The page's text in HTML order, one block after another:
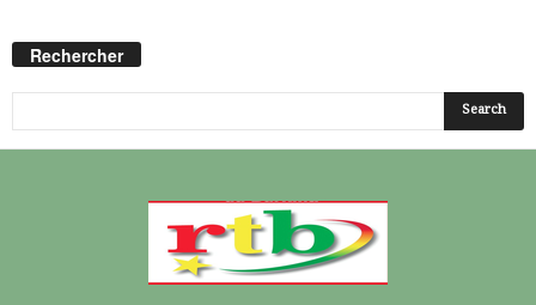
Rechercher